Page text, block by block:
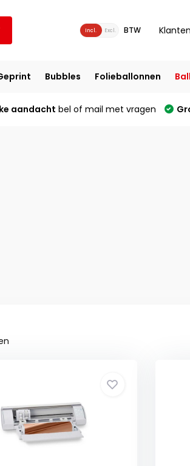
Incl. Excl. BTW
Bubbles Folieballonnen
aandacht bel of mail met vragen